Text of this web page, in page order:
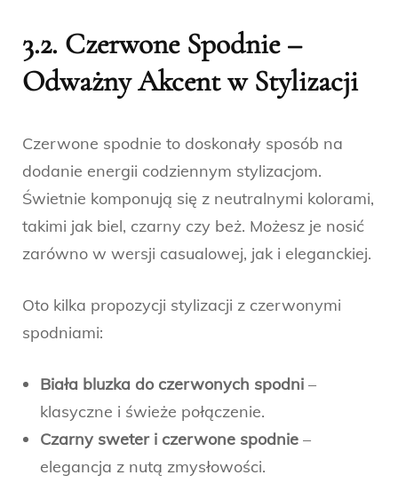
3.2. Czerwone Spodnie –
Odważny Akcent w Stylizacji
Czerwone spodnie to doskonały sposób na
dodanie energii codziennym stylizacjom.
Świetnie komponują się z neutralnymi kolorami,
takimi jak biel, czarny czy beż. Możesz je nosić
zarówno w wersji casualowej, jak i eleganckiej.
Oto kilka propozycji stylizacji z czerwonymi
spodniami:
Biała bluzka do czerwonych spodni –
klasyczne i świeże połączenie.
Czarny sweter i czerwone spodnie –
elegancja z nutą zmysłowości.